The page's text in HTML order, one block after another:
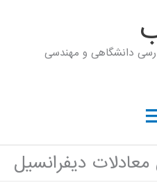
دانشگاهی و مهندسی
دیفرانسیل